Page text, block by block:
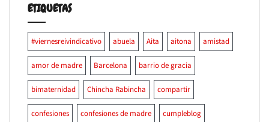
ETIQUETAS
#viernesreivindicativo abuela Aita aitona amistad
amor de madre Barcelona barrio de gracia
bimaternidad Chincha Rabincha compartir
confesiones confesiones de madre cumpleblog